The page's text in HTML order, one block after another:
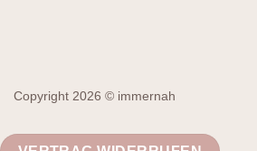
Copyright 2026 © immernah